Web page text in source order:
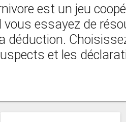
est un jeu
essayez de
déduction.
et les